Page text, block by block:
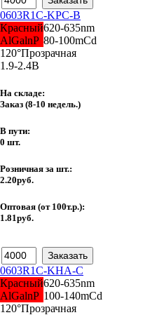
0603R1C-KPC-B
Красный
AlGalnP
620-635nm
80-100mCd
120°Прозрачная
1.9-2.4В
На складе:
Заказ (8-10 недель.)
В пути:
0 шт.
Розничная за шт.:
2.20руб.
Оптовая (от 100т.р.):
1.81руб.
0603R1C-KHA-C
Красный
AlGalnP
620-635nm
100-140mCd
120°Прозрачная